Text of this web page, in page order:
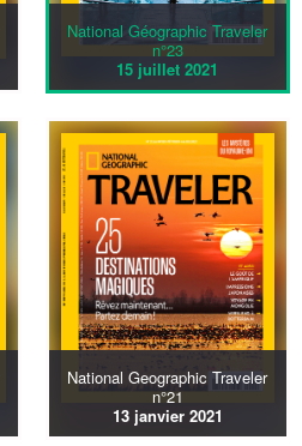
National Géographic Traveler
n°23
15 juillet 2021
National Geographic Traveler
n°21
13 janvier 2021